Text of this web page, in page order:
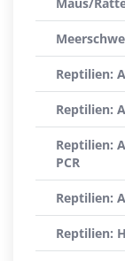
Reptilien:
Reptilien:
Reptilien:
PCR
Reptilien:
Reptilien: